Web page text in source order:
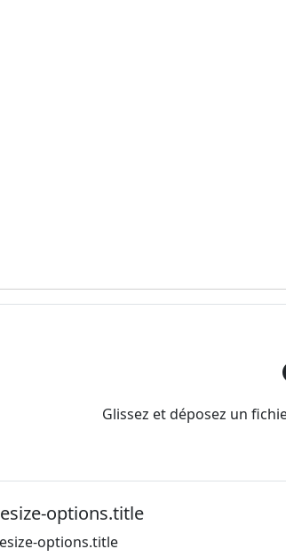
Glissez et déposez un
options.title
options.title